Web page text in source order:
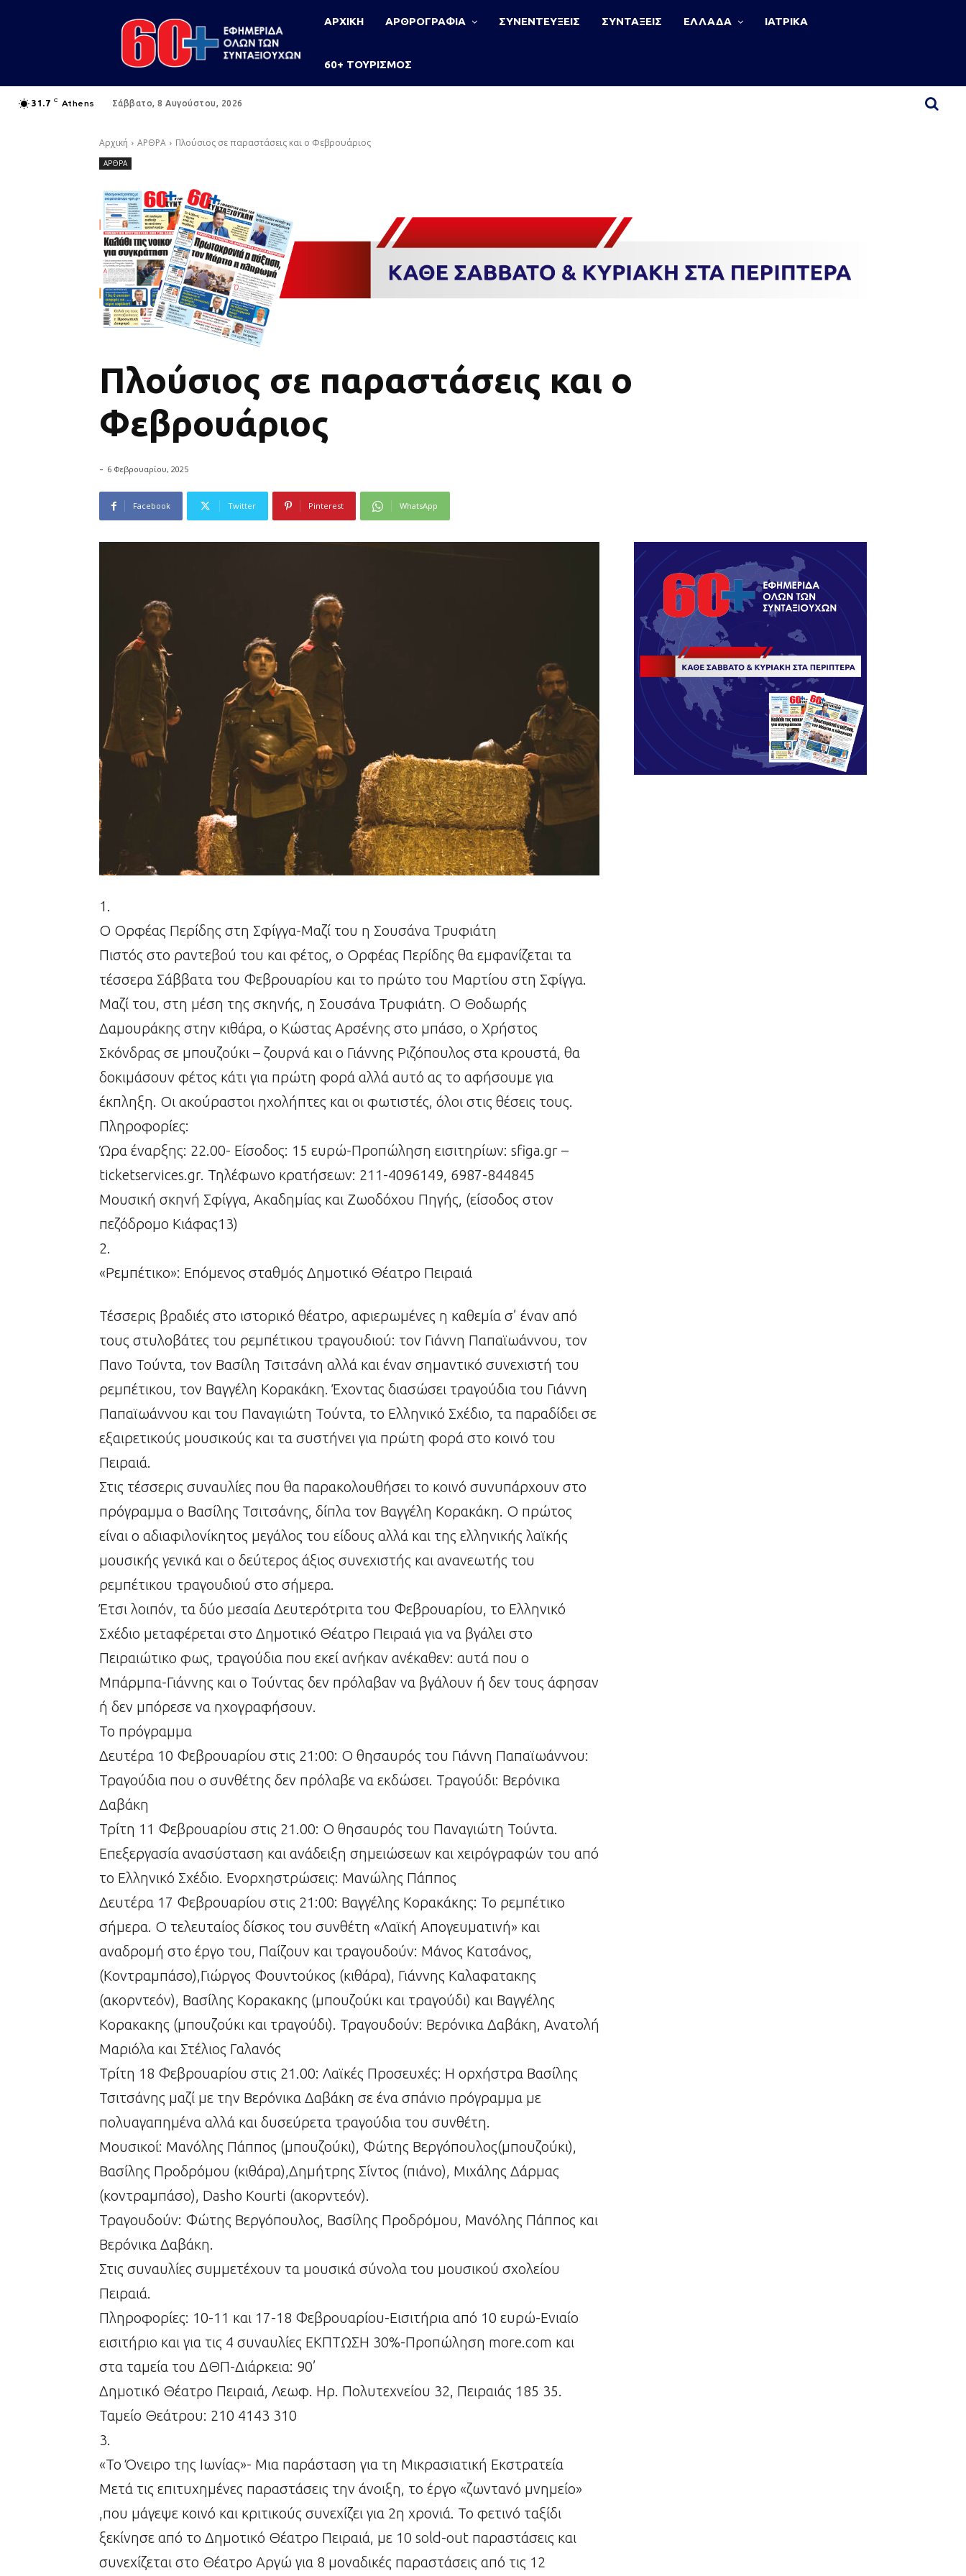
ΑΡΧΙΚΗ ΑΡΘΡΟΓΡΑΦΙΑ ΣΥΝΕΝΤΕΥΞΕΙΣ ΣΥΝΤΑΞΕΙΣ ΕΛΛΑΔΑ ΙΑΤΡΙΚΑ
60+ ΤΟΥΡΙΣΜΟΣ
31.7 C Athens Σάββατο, 8 Αυγούστου, 2026
Αρχική ΑΡΘΡΑ Πλούσιος σε παραστάσεις και ο Φεβρουάριος
ΑΡΘΡΑ
Πλούσιος σε παραστάσεις και ο
Φεβρουάριος
- 6 Φεβρουαρίου, 2025
Facebook Twitter Pinterest WhatsApp
1.
Ο Ορφέας Περίδης στη Σφίγγα-Μαζί του η Σουσάνα Τρυφιάτη
Πιστός στο ραντεβού του και φέτος, ο Ορφέας Περίδης θα εμφανίζεται τα
τέσσερα Σάββατα του Φεβρουαρίου και το πρώτο του Μαρτίου στη Σφίγγα.
Μαζί του, στη μέση της σκηνής, η Σουσάνα Τρυφιάτη. Ο Θοδωρής
Δαμουράκης στην κιθάρα, ο Κώστας Αρσένης στο μπάσο, ο Χρήστος
Σκόνδρας σε μπουζούκι – ζουρνά και ο Γιάννης Ριζόπουλος στα κρουστά, θα
δοκιμάσουν φέτος κάτι για πρώτη φορά αλλά αυτό ας το αφήσουμε για
έκπληξη. Οι ακούραστοι ηχολήπτες και οι φωτιστές, όλοι στις θέσεις τους.
Πληροφορίες:
Ώρα έναρξης: 22.00- Eίσοδος: 15 ευρώ-Προπώληση εισιτηρίων: sfiga.gr –
ticketservices.gr. Τηλέφωνο κρατήσεων: 211-4096149, 6987-844845
Μουσική σκηνή Σφίγγα, Ακαδημίας και Ζωοδόχου Πηγής, (είσοδος στον
πεζόδρομο Κιάφας13)
2.
«Ρεμπέτικο»: Επόμενος σταθμός Δημοτικό Θέατρο Πειραιά
Τέσσερις βραδιές στο ιστορικό θέατρο, αφιερωμένες η καθεμία σ’ έναν από
τους στυλοβάτες του ρεμπέτικου τραγουδιού: τον Γιάννη Παπαϊωάννου, τον
Πανο Τούντα, τον Βασίλη Τσιτσάνη αλλά και έναν σημαντικό συνεχιστή του
ρεμπέτικου, τον Βαγγέλη Κορακάκη. Έχοντας διασώσει τραγούδια του Γιάννη
Παπαϊωάννου και του Παναγιώτη Τούντα, το Ελληνικό Σχέδιο, τα παραδίδει σε
εξαιρετικούς μουσικούς και τα συστήνει για πρώτη φορά στο κοινό του
Πειραιά.
Στις τέσσερις συναυλίες που θα παρακολουθήσει το κοινό συνυπάρχουν στο
πρόγραμμα ο Βασίλης Τσιτσάνης, δίπλα τον Βαγγέλη Κορακάκη. Ο πρώτος
είναι ο αδιαφιλονίκητος μεγάλος του είδους αλλά και της ελληνικής λαϊκής
μουσικής γενικά και ο δεύτερος άξιος συνεχιστής και ανανεωτής του
ρεμπέτικου τραγουδιού στο σήμερα.
Έτσι λοιπόν, τα δύο μεσαία Δευτερότριτα του Φεβρουαρίου, το Ελληνικό
Σχέδιο μεταφέρεται στο Δημοτικό Θέατρο Πειραιά για να βγάλει στο
Πειραιώτικο φως, τραγούδια που εκεί ανήκαν ανέκαθεν: αυτά που ο
Μπάρμπα-Γιάννης και ο Τούντας δεν πρόλαβαν να βγάλουν ή δεν τους άφησαν
ή δεν μπόρεσε να ηχογραφήσουν.
Το πρόγραμμα
Δευτέρα 10 Φεβρουαρίου στις 21:00: Ο θησαυρός του Γιάννη Παπαϊωάννου:
Τραγούδια που ο συνθέτης δεν πρόλαβε να εκδώσει. Τραγούδι: Βερόνικα
Δαβάκη
Τρίτη 11 Φεβρουαρίου στις 21.00: Ο θησαυρός του Παναγιώτη Τούντα.
Επεξεργασία ανασύσταση και ανάδειξη σημειώσεων και χειρόγραφών του από
το Ελληνικό Σχέδιο. Ενορχηστρώσεις: Μανώλης Πάππος
Δευτέρα 17 Φεβρουαρίου στις 21:00: Βαγγέλης Κορακάκης: Το ρεμπέτικο
σήμερα. Ο τελευταίος δίσκος του συνθέτη «Λαϊκή Απογευματινή» και
αναδρομή στο έργο του, Παίζουν και τραγουδούν: Μάνος Κατσάνος,
(Κοντραμπάσο),Γιώργος Φουντούκος (κιθάρα), Γιάννης Καλαφατακης
(ακορντεόν), Βασίλης Κορακακης (μπουζούκι και τραγούδι) και Βαγγέλης
Κορακακης (μπουζούκι και τραγούδι). Τραγουδούν: Βερόνικα Δαβάκη, Ανατολή
Μαριόλα και Στέλιος Γαλανός
Τρίτη 18 Φεβρουαρίου στις 21.00: Λαϊκές Προσευχές: Η ορχήστρα Βασίλης
Τσιτσάνης μαζί µε την Βερόνικα Δαβάκη σε ένα σπάνιο πρόγραμμα µε
πολυαγαπημένα αλλά και δυσεύρετα τραγούδια του συνθέτη.
Μουσικοί: Μανόλης Πάππος (μπουζούκι), Φώτης Βεργόπουλος(μπουζούκι),
Βασίλης Προδρόµου (κιθάρα),Δηµήτρης Σίντος (πιάνο), Μιχάλης Δάρµας
(κοντραμπάσο), Dasho Kourti (ακορντεόν).
Τραγουδούν: Φώτης Βεργόπουλος, Βασίλης Προδρόµου, Μανόλης Πάππος και
Βερόνικα Δαβάκη.
Στις συναυλίες συμμετέχουν τα μουσικά σύνολα του μουσικού σχολείου
Πειραιά.
Πληροφορίες: 10-11 και 17-18 Φεβρουαρίου-Εισιτήρια από 10 ευρώ-Ενιαίο
εισιτήριο και για τις 4 συναυλίες ΕΚΠΤΩΣΗ 30%-Προπώληση more.com και
στα ταμεία του ΔΘΠ-Διάρκεια: 90’
Δημοτικό Θέατρο Πειραιά, Λεωφ. Ηρ. Πολυτεχνείου 32, Πειραιάς 185 35.
Ταμείο Θεάτρου: 210 4143 310
3.
«Το Όνειρο της Ιωνίας»- Μια παράσταση για τη Μικρασιατική Εκστρατεία
Μετά τις επιτυχημένες παραστάσεις την άνοιξη, το έργο «ζωντανό μνημείο»
,που μάγεψε κοινό και κριτικούς συνεχίζει για 2η χρονιά. Το φετινό ταξίδι
ξεκίνησε από το Δημοτικό Θέατρο Πειραιά, με 10 sold-out παραστάσεις και
συνεχίζεται στο Θέατρο Αργώ για 8 μοναδικές παραστάσεις από τις 12